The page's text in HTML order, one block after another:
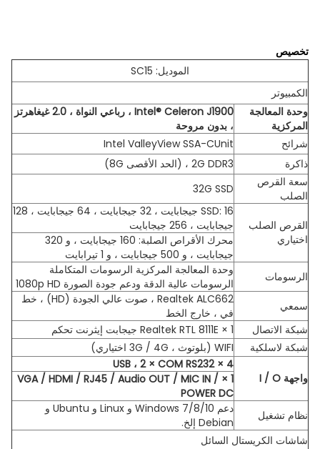
تخصيص
الموديل: SC15
الكمبيوتر
وحدة المعالجة
المركزية
Intel® Celeron J1900 ، رباعي النواة ، 2.0 غيغاهرتز
، بدون مروحة
شرائح
Intel ValleyView SSA-CUnit
ذاكرة
2G DDR3 ، (الحد الأقصى 8G)
سعة القرص
الصلب
32G SSD
القرص الصلب
اختياري
SSD: 16 جيجابايت ، 32 جيجابايت ، 64 جيجابايت ، 128
جيجابايت ، 256 جيجابايت
محرك الأقراص الصلبة: 160 جيجابايت ، و 320
جيجابايت ، و 500 جيجابايت ، و 1 تيرابايت
الرسومات
وحدة المعالجة المركزية الرسومات المتكاملة
الرسومات عالية الدقة ودعم جودة الصورة 1080p HD
سمعي
Realtek ALC662 ، صوت عالي الجودة (HD) ، خط
في ، خارج الخط
شبكة الاتصال
1 × Realtek RTL 8111E جيجابت إيثرنت تحكم
شبكة لاسلكية
WIFI (بلوتوث ، 3G / 4G اختياري)
واجهة I / O
4 × USB ، 2 × COM RS232
1 × VGA / HDMI / RJ45 / Audio OUT / MIC IN /
POWER DC
نظام تشغيل
دعم Windows 7/8/10 و Linux و Ubuntu و
Debian إلخ.
شاشات الكريستال السائل